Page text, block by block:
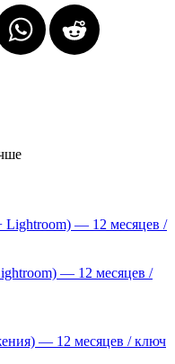
— 12 месяцев /